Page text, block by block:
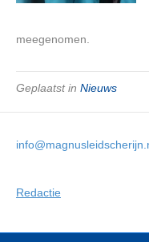
meegenomen.
Geplaatst in Nieuws
Redactie